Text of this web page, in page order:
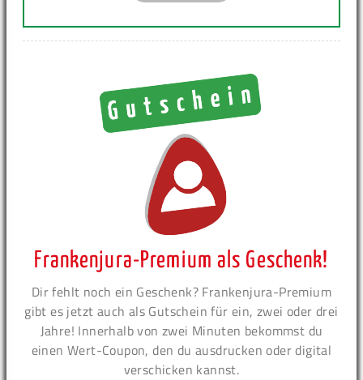
Frankenjura-Premium als Geschenk!
Dir fehlt noch ein Geschenk? Frankenjura-Premium
gibt es jetzt auch als Gutschein für ein, zwei oder drei
Jahre! Innerhalb von zwei Minuten bekommst du
einen Wert-Coupon, den du ausdrucken oder digital
verschicken kannst.